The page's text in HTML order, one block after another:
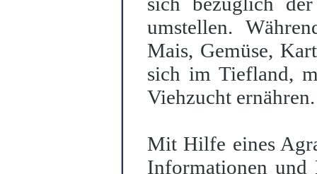
umstellen.
Mais, Gemüse,
sich im Tiefland,
Viehzucht ernähren.
Mit Hilfe eines
Informationen und